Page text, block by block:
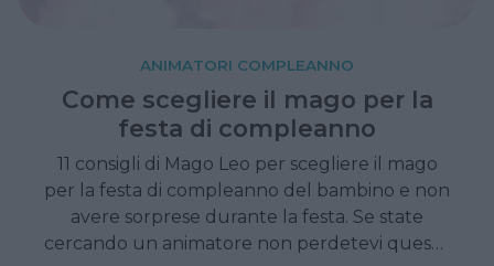
ANIMATORI COMPLEANNO
Come scegliere il mago per la
festa di compleanno
11 consigli di Mago Leo per scegliere il mago
per la festa di compleanno del bambino e non
avere sorprese durante la festa. Se state
cercando un animatore non perdetevi questo